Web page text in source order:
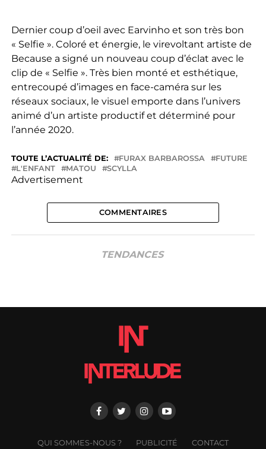
Dernier coup d’oeil avec Earvinho et son très bon
« Selfie ». Coloré et énergie, le virevoltant artiste de
Because a signé un nouveau coup d’éclat avec le
clip de « Selfie ». Très bien monté et esthétique,
entrecoupé d’images en face-caméra sur les
réseaux sociaux, le visuel emporte dans l’univers
animé d’un artiste productif et déterminé pour
l’année 2020.
TOUTE L’ACTUALITÉ DE: FURAX BARBAROSSA
FUTURE
L'ENFANT
MATOU SCYLLA
Advertisement
COMMENTAIRES
TENDANCES
QUI SOMMES-NOUS ? PUBLICITÉ CONTACT